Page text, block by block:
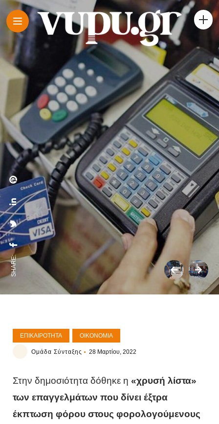
SHARE:
ΕΠΙΚΑΙΡΌΤΗΤΑ ΟΙΚΟΝΟΜΊΑ
Ομάδα Σύνταξης 28 Μαρτίου, 2022
Στην δημοσιότητα δόθηκε η«χρυσή λίστα»
των επαγγελμάτων που δίνει έξτρα
έκπτωση φόρου στους φορολογούμενους